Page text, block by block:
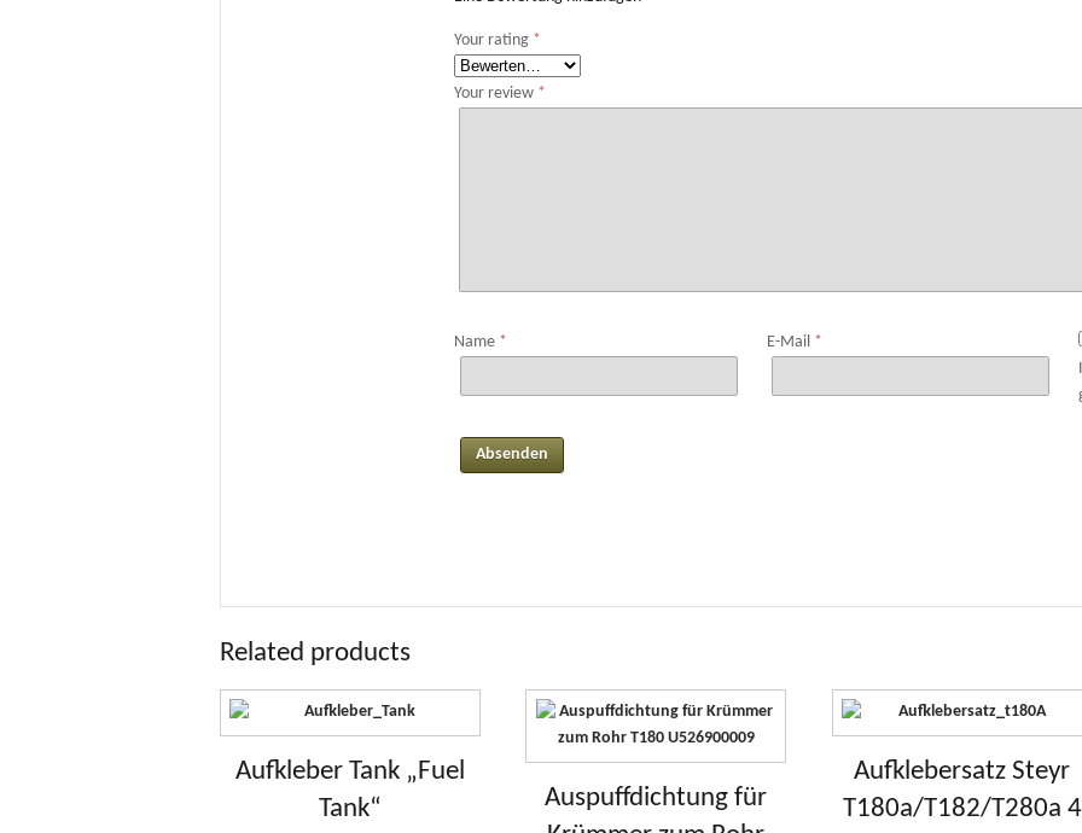
Your rating *
Your review *
Name * E-Mail *
Related products
Aufkleber Tank „Fuel
Tank“
Auspuffdichtung für
Aufklebersatz Steyr
T180a/T182/T280a 4